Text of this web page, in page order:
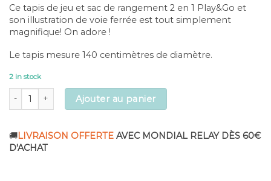
Ce tapis de jeu et sac de rangement 2 en 1 Play&Go et
son illustration de voie ferrée est tout simplement
magnifique! On adore !
Le tapis mesure 140 centimètres de diamètre.
2 in stock
Tapis de jeu et sac de rangement 2 en 1 Play and Go - Motif Train
Ajouter au panier
🚚LIVRAISON OFFERTE AVEC MONDIAL RELAY DÈS 60€
D'ACHAT